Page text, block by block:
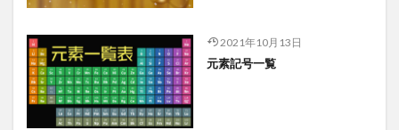
2021年10月13日
元素記号一覧